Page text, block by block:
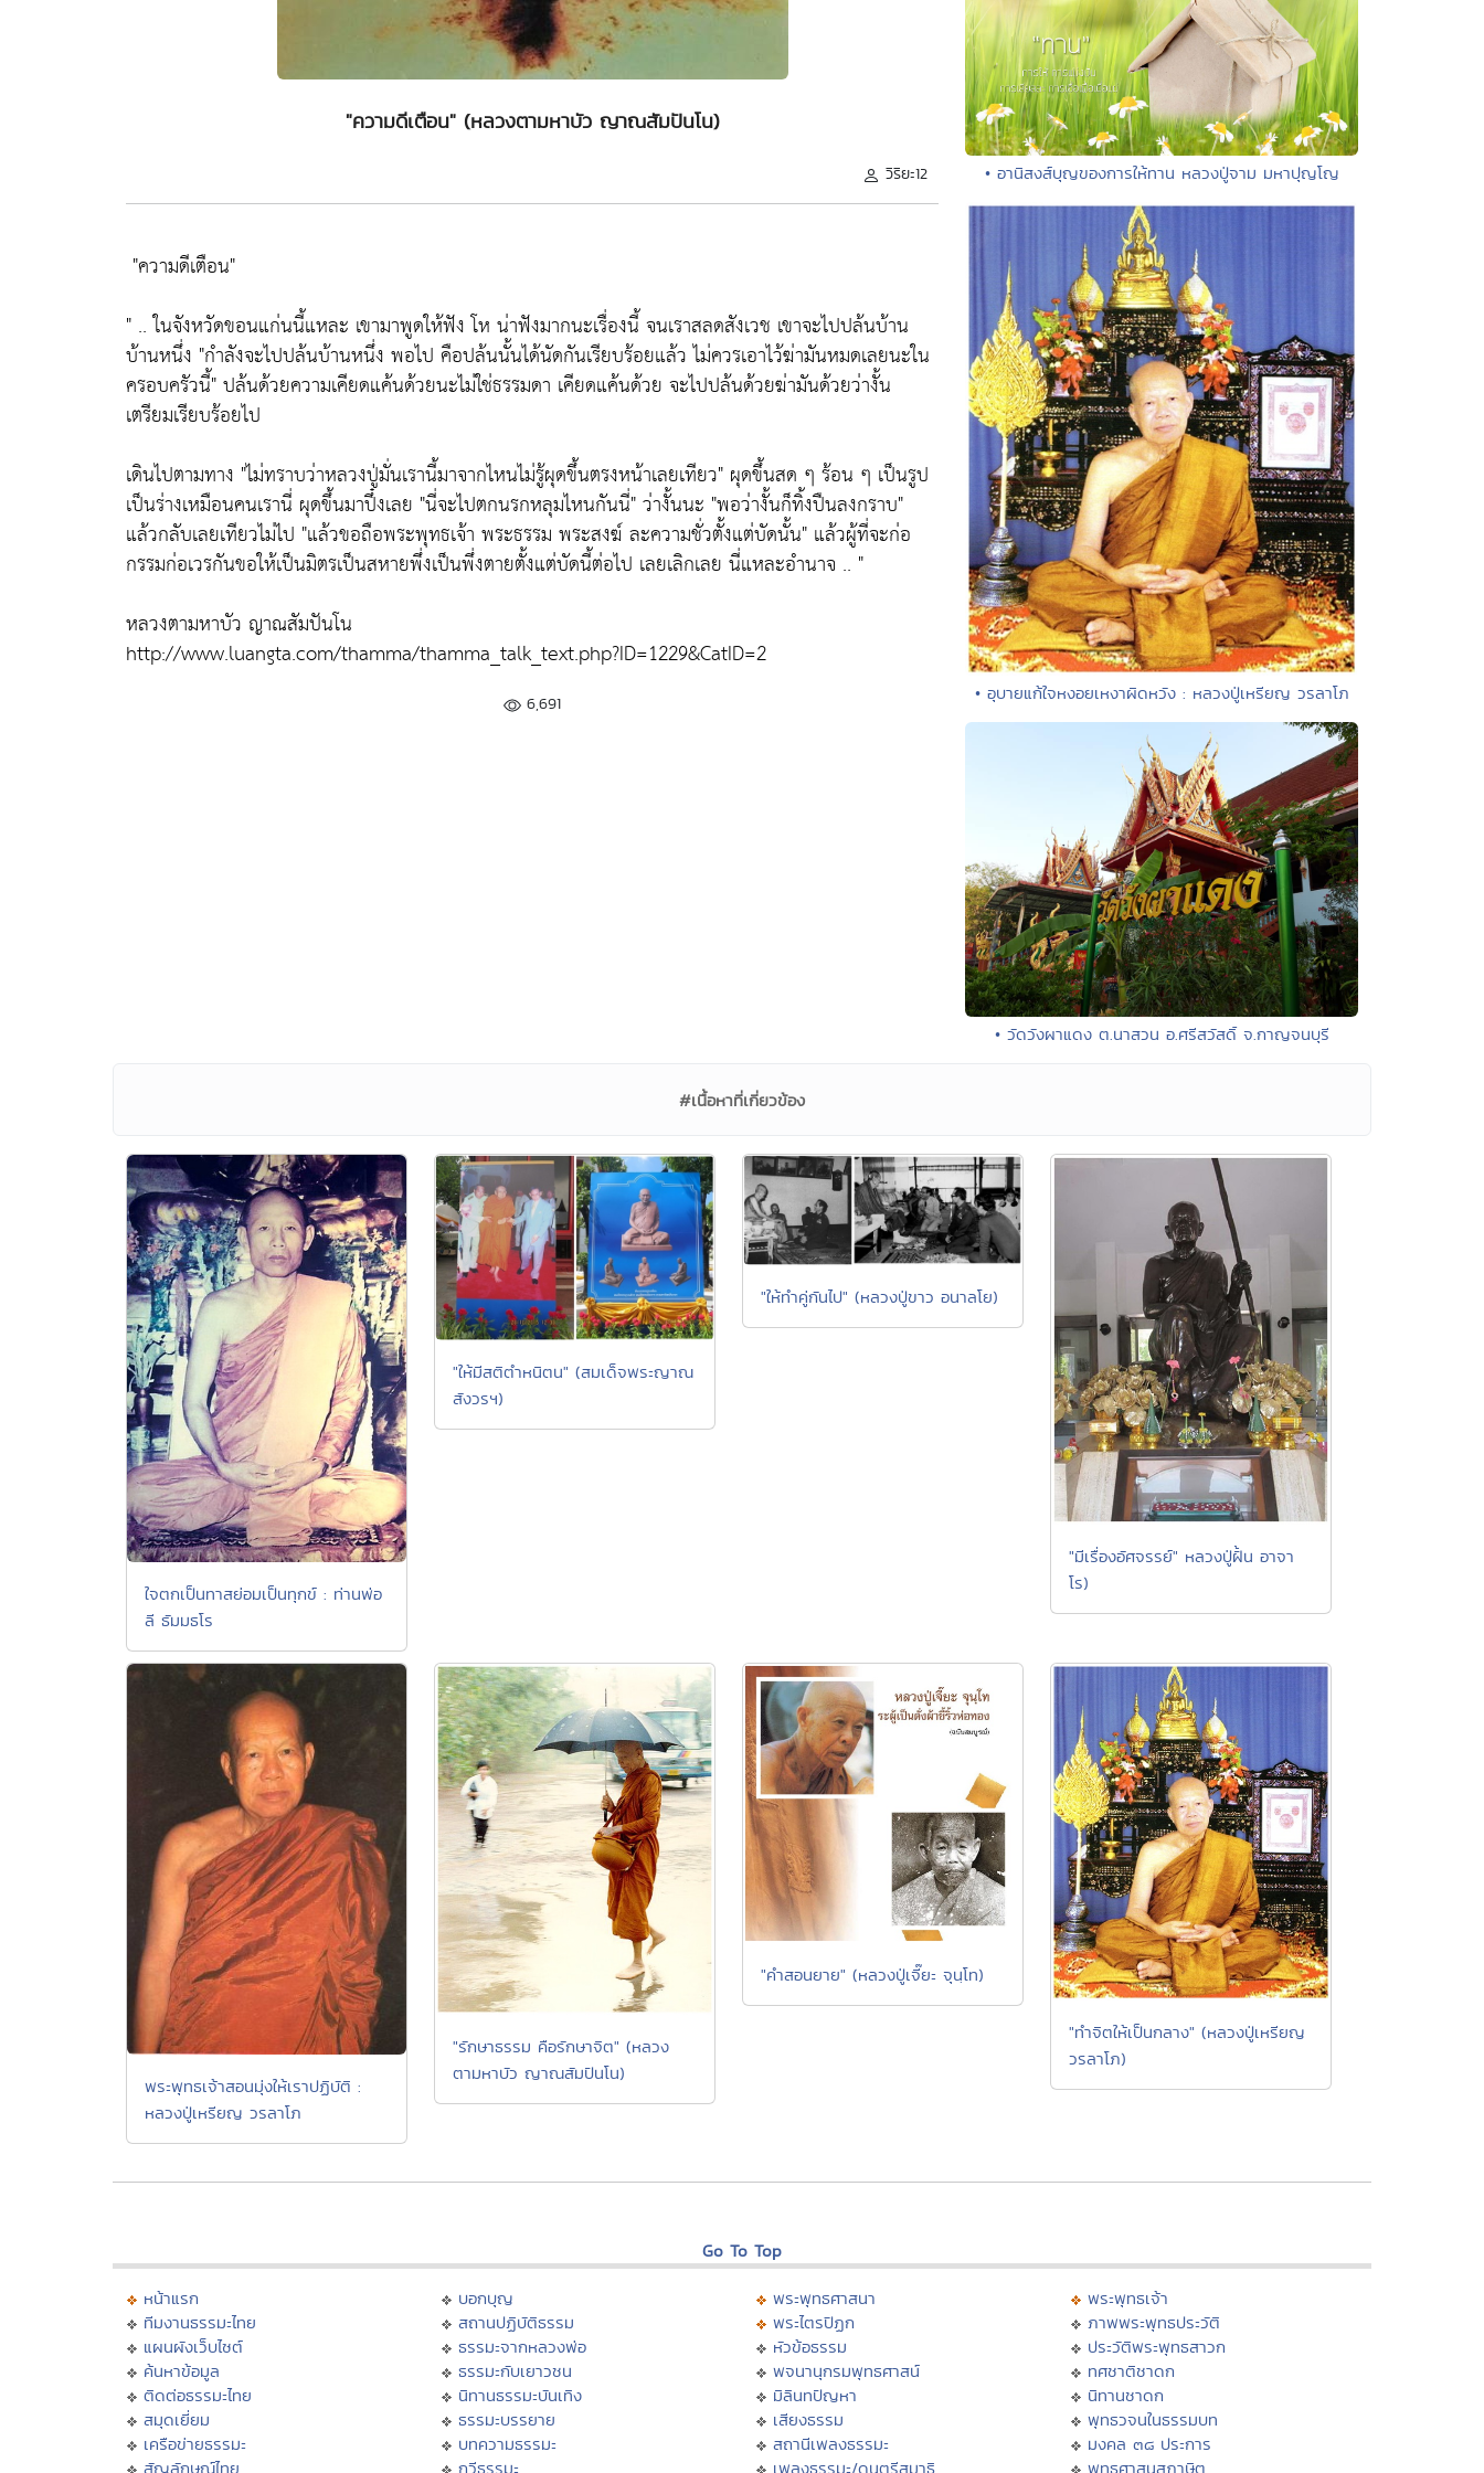
"ความดีเตือน" (หลวงตามหาบัว ญาณสัมปันโน)
วิริยะ12
"ความดีเตือน"
" .. ในจังหวัดขอนแก่นนี้แหละ เขามาพูดให้ฟัง โห น่าฟังมากนะเรื่องนี้ จนเราสลดสังเวช เขาจะไปปล้นบ้าน
บ้านหนึ่ง "กำลังจะไปปล้นบ้านหนึ่ง พอไป คือปล้นนั้นได้นัดกันเรียบร้อยแล้ว ไม่ควรเอาไว้ฆ่ามันหมดเลยนะใน
ครอบครัวนี้"ปล้นด้วยความเคียดแค้นด้วยนะไม่ใช่ธรรมดา เคียดแค้นด้วย จะไปปล้นด้วยฆ่ามันด้วยว่างั้น
เตรียมเรียบร้อยไป
เดินไปตามทาง "ไม่ทราบว่าหลวงปู่มั่นเรานี้มาจากไหนไม่รู้ผุดขึ้นตรงหน้าเลยเทียว" ผุดขึ้นสด ๆ ร้อน ๆ เป็นรูป
เป็นร่างเหมือนคนเรานี่ ผุดขึ้นมาปึ๋งเลย "นี่จะไปตกนรกหลุมไหนกันนี่"ว่างั้นนะ "พอว่างั้นก็ทิ้งปืนลงกราบ"
แล้วกลับเลยเทียวไม่ไป "แล้วขอถือพระพุทธเจ้า พระธรรม พระสงฆ์ ละความชั่วตั้งแต่บัดนั้น" แล้วผู้ที่จะก่อ
กรรมก่อเวรกันขอให้เป็นมิตรเป็นสหายพึ่งเป็นพึ่งตายตั้งแต่บัดนี้ต่อไป เลยเลิกเลย นี่แหละอำนาจ .. "
หลวงตามหาบัว ญาณสัมปันโน
http://www.luangta.com/thamma/thamma_talk_text.php?ID=1229&CatID=2
6,691
• อานิสงส์บุญของการให้ทาน หลวงปู่จาม มหาปุญโญ
• อุบายแก้ใจหงอยเหงาผิดหวัง : หลวงปู่เหรียญ วรลาโภ
• วัดวังผาแดง ต.นาสวน อ.ศรีสวัสดิ์ จ.กาญจนบุรี
#เนื้อหาที่เกี่ยวข้อง
ใจตกเป็นทาสย่อมเป็นทุกข์ : ท่านพ่อ
ลี ธัมมธโร
"ให้มีสติตำหนิตน" (สมเด็จพระญาณ
สังวรฯ)
"ให้ทำคู่กันไป" (หลวงปู่ขาว อนาลโย)
"มีเรื่องอัศจรรย์" หลวงปู่ฝั้น อาจา
โร)
พระพุทธเจ้าสอนมุ่งให้เราปฏิบัติ :
หลวงปู่เหรียญ วรลาโภ
"รักษาธรรม คือรักษาจิต" (หลวง
ตามหาบัว ญาณสัมปันโน)
"คำสอนยาย" (หลวงปู่เจี๊ยะ จุนฺโท)
"ทำจิตให้เป็นกลาง" (หลวงปู่เหรียญ
วรลาโภ)
Go To Top
หน้าแรก
ทีมงานธรรมะไทย
แผนผังเว็บไซต์
ค้นหาข้อมูล
ติดต่อธรรมะไทย
สมุดเยี่ยม
เครือข่ายธรรมะ
สัญลักษณ์ไทย
บอกบุญ
สถานปฏิบัติธรรม
ธรรมะจากหลวงพ่อ
ธรรมะกับเยาวชน
นิทานธรรมะบันเทิง
ธรรมะบรรยาย
บทความธรรมะ
กวีธรรมะ
พระพุทธศาสนา
พระไตรปิฏก
หัวข้อธรรม
พจนานุกรมพุทธศาสน์
มิลินทปัญหา
เสียงธรรม
สถานีเพลงธรรมะ
เพลงธรรมะ/ดนตรีสมาธิ
พระพุทธเจ้า
ภาพพระพุทธประวัติ
ประวัติพระพุทธสาวก
ทศชาติชาดก
นิทานชาดก
พุทธวจนในธรรมบท
มงคล ๓๘ ประการ
พุทธศาสนสุภาษิต